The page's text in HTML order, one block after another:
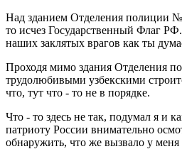
Над зданием Отделения полиции №
то исчез Государственный Флаг
наших заклятых врагов как ты
Проходя мимо здания Отделения
трудолюбивыми узбекскими
что, тут что - то не в порядке.
Что - то здесь не так, подумал я и
патриоту России внимательно
обнаружить, что же вызвало у меня